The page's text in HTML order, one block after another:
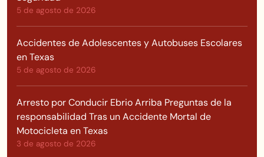
5 de agosto de 2026
Accidentes de Adolescentes y Autobuses Escolares
en Texas
5 de agosto de 2026
Arresto por Conducir Ebrio Arriba Preguntas de la
responsabilidad Tras un Accidente Mortal de
Motocicleta en Texas
3 de agosto de 2026